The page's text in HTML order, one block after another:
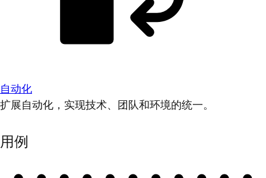
自动化
扩展自动化，实现技术、团队和环境的统一。
用例